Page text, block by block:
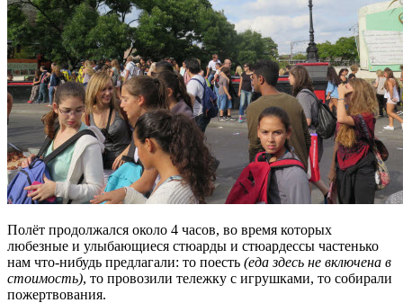
Полёт продолжался около 4 часов, во время которых
любезные и улыбающиеся стюарды и стюардессы частенько
нам что-нибудь предлагали: то поесть (еда здесь не включена в
стоимость), то провозили тележку с игрушками, то собирали
пожертвования.